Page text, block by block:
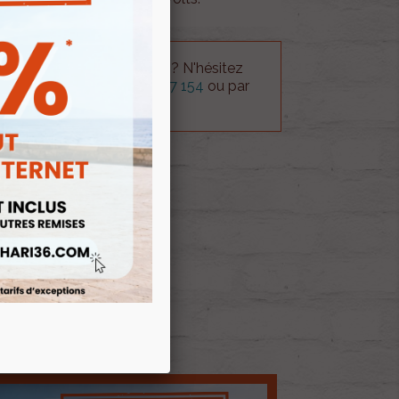
technique sur le produit ? N'hésitez
technique au
0254 277 154 ou par